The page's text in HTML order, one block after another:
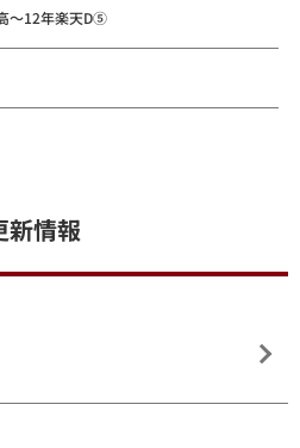
～12年楽天D⑤
新情報